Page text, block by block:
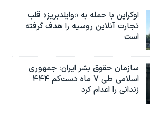
اوکراین با حمله به «وایلدبریز» قلب
تجارت آنلاین روسیه را هدف گرفته
است
سازمان حقوق بشر ایران: جمهوری
اسلامی طی ۷ ماه دست‌کم ۴۴۴
زندانی را اعدام کرد